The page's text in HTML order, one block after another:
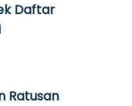
Daftar
Ratusan